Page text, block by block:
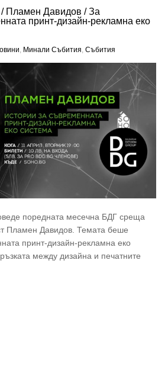
/ Пламен Давидов / За
принт-дизайн-рекламна еко
Минали Събития Събития
поредната месечна БДГ среща
Пламен Давидов. Темата беше
принт-дизайн-рекламна еко
между дизайна и печатните